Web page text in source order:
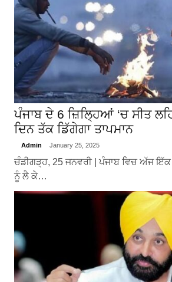
ਪੰਜਾਬ ਦੇ 6 ਜ਼ਿਲ੍ਹਿਆਂ ‘ਚ ਸੀਤ
ਦਿਨ ਤੱਕ ਡਿੱਗੇਗਾ ਤਾਪਮਾਨ
Admin January 25, 2025
ਚੰਡੀਗੜ੍ਹ, 25 ਜਨਵਰੀ | ਪੰਜਾਬ ਵਿਚ ਅੱਜ ਇੱਕ
ਨੂੰ ਲੈ ਕੇ…